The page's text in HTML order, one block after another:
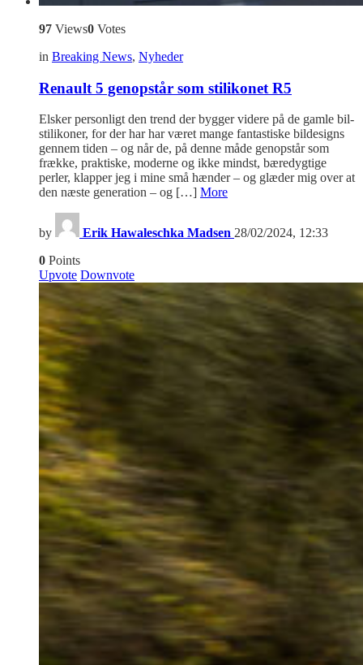
97 Views0 Votes
in Breaking News, Nyheder
Renault 5 genopstår som stilikonet R5
Elsker personligt den trend der bygger videre på de gamle bil-
stilikoner, for der har har været mange fantastiske bildesigns
gennem tiden – og når de, på denne måde genopstår som
frække, praktiske, moderne og ikke mindst, bæredygtige
perler, klapper jeg i mine små hænder – og glæder mig over at
den næste generation – og […] More
by Erik Hawaleschka Madsen 28/02/2024, 12:33
0 Points
Upvote Downvote